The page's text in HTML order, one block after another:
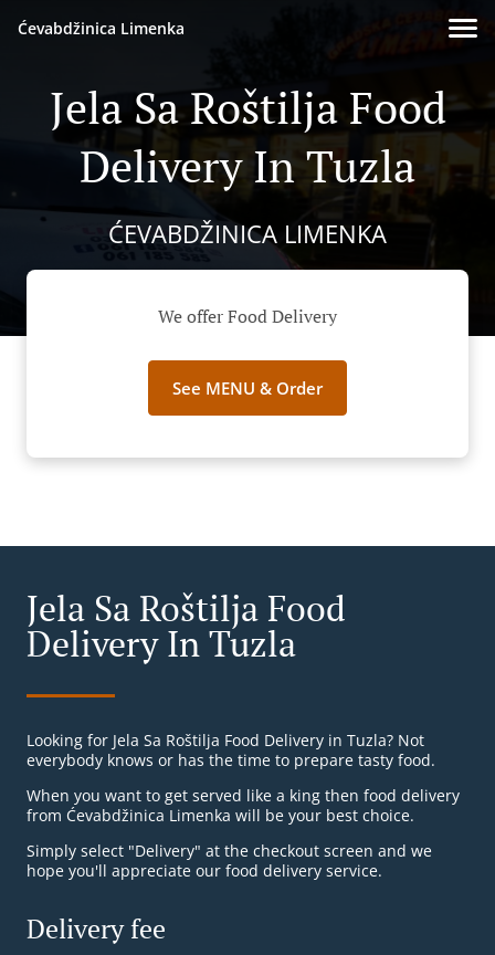
Ćevabdžinica Limenka
Jela Sa Roštilja Food
Delivery In Tuzla
ĆEVABDŽINICA LIMENKA
We offer Food Delivery
See MENU & Order
Jela Sa Roštilja Food
Delivery In Tuzla
Looking for Jela Sa Roštilja Food Delivery in Tuzla? Not
everybody knows or has the time to prepare tasty food.
When you want to get served like a king then food delivery
from Ćevabdžinica Limenka will be your best choice.
Simply select "Delivery" at the checkout screen and we
hope you'll appreciate our food delivery service.
Delivery fee